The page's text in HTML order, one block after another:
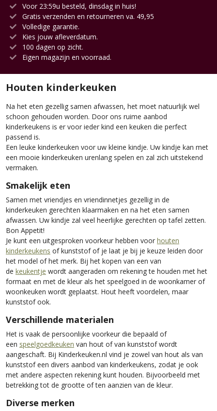
Voor 23:59u besteld, dinsdag in huis!
Gratis verzenden en retourneren va. 49,95
Volledige garantie.
Kies jouw afleverdatum.
100 dagen op zicht.
Eigen magazijn en voorraad.
Houten kinderkeuken
Na het eten gezellig samen afwassen, het moet natuurlijk wel
schoon gehouden worden. Door ons ruime aanbod
kinderkeukens is er voor ieder kind een keuken die perfect
passend is.
Een leuke kinderkeuken voor uw kleine kindje. Uw kindje kan met
een mooie kinderkeuken urenlang spelen en zal zich uitstekend
vermaken.
Smakelijk eten
Samen met vriendjes en vriendinnetjes gezellig in de
kinderkeuken gerechten klaarmaken en na het eten samen
afwassen. Uw kindje zal veel heerlijke gerechten op tafel zetten.
Bon Appetit!
Je kunt een uitgesproken voorkeur hebben voor houten
kinderkeukens of kunststof of je laat je bij je keuze leiden door
het model of het merk. Bij het kopen van een van
de keukentje wordt aangeraden om rekening te houden met het
formaat en met de kleur als het speelgoed in de woonkamer of
woonkeuken wordt geplaatst. Hout heeft voordelen, maar
kunststof ook.
Verschillende materialen
Het is vaak de persoonlijke voorkeur die bepaald of
een speelgoedkeuken van hout of van kunststof wordt
aangeschaft. Bij Kinderkeuken.nl vind je zowel van hout als van
kunststof een divers aanbod van kinderkeukens, zodat je ook
met andere aspecten rekening kunt houden. Bijvoorbeeld met
betrekking tot de grootte of ten aanzien van de kleur.
Diverse merken